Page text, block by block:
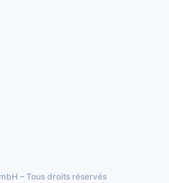
– Tous droits réservés